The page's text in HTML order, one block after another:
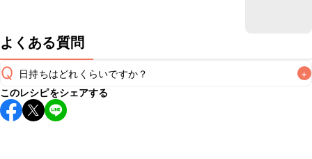
よくある質問
Q 日持ちはどれくらいですか？ +
保存期間は冷蔵で当日中が目安です。なるべくお早めにお召
し上がりください。
このレシピをシェアする